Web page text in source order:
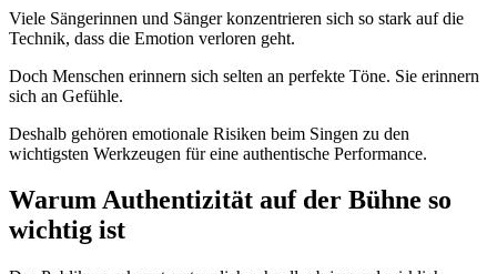
Viele Sängerinnen und Sänger konzentrieren sich so stark auf die
Technik, dass die Emotion verloren geht.
Doch Menschen erinnern sich selten an perfekte Töne. Sie erinnern
sich an Gefühle.
Deshalb gehören emotionale Risiken beim Singen zu den
wichtigsten Werkzeugen für eine authentische Performance.
Warum Authentizität auf der Bühne so
wichtig ist